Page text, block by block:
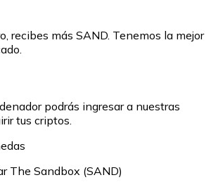
recibes más SAND. Tenemos la mejor
podrás ingresar a nuestras
tus criptos.
The Sandbox (SAND)